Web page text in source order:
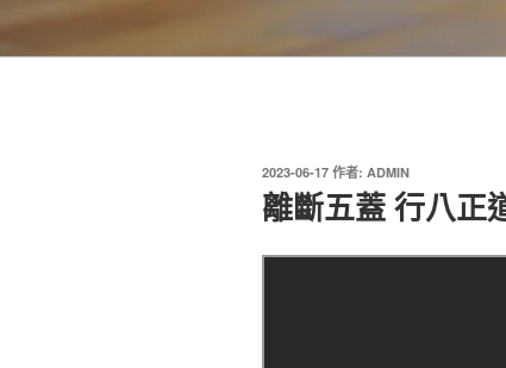
發
佈
於
2023-06-17 作者: ADMIN
離斷五蓋 行八正